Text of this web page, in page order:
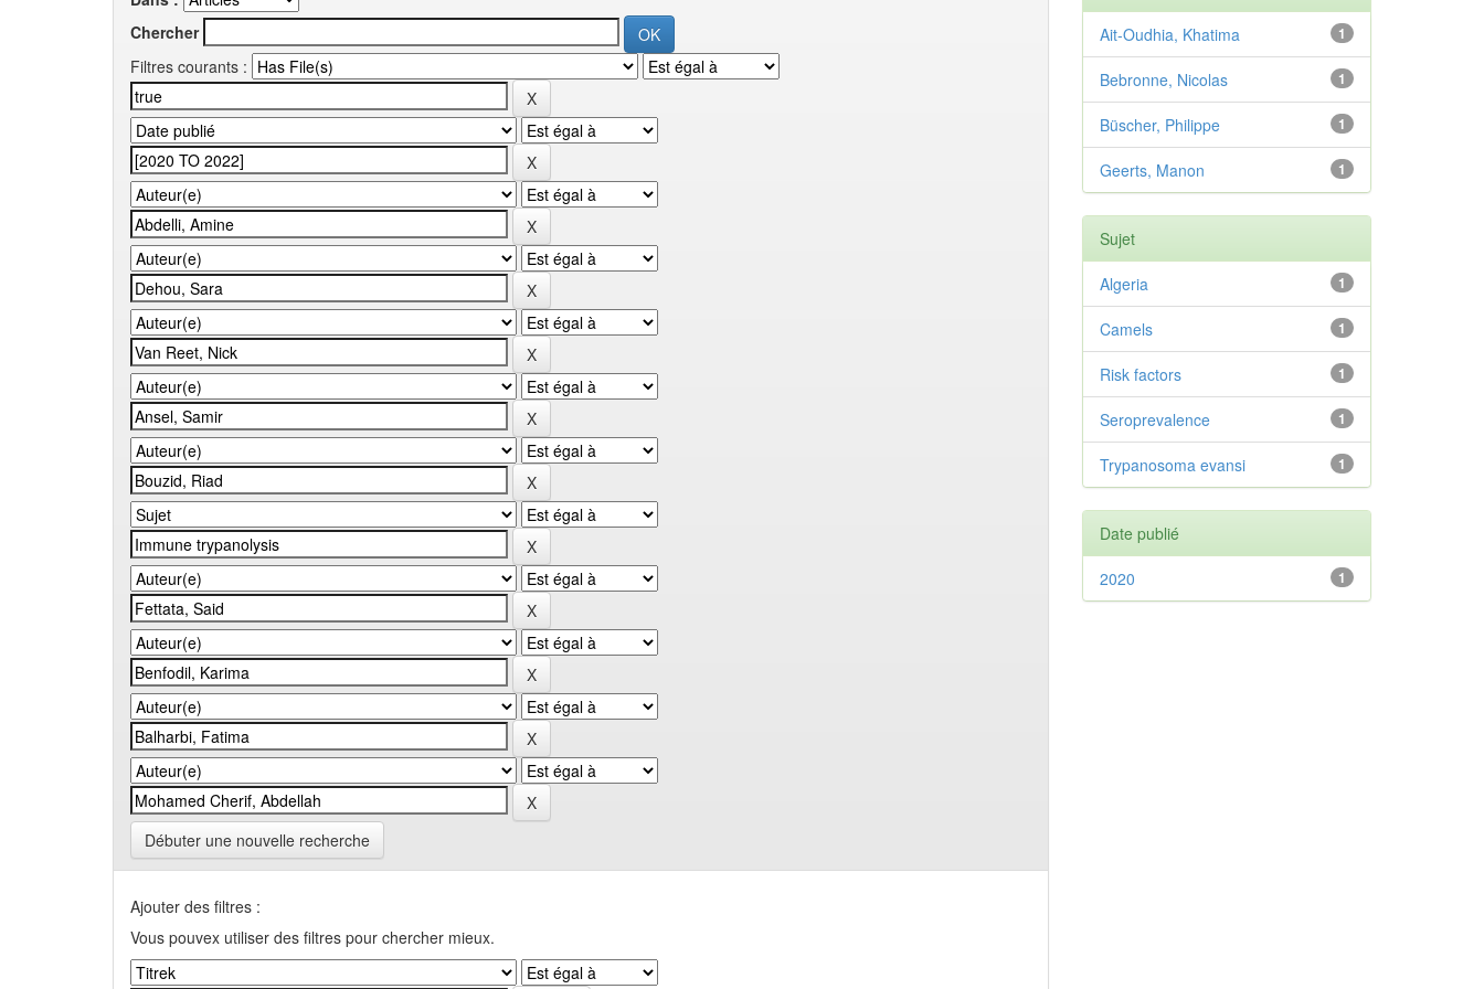
Chercher
Filtres courants :
Débuter une nouvelle recherche
Ajouter des filtres :
Vous pouvex utiliser des filtres pour chercher mieux.
1
Ait-Oudhia, Khatima
1
Bebronne, Nicolas
1
Büscher, Philippe
1
Geerts, Manon
Sujet
1
Algeria
1
Camels
1
Risk factors
1
Seroprevalence
1
Trypanosoma evansi
Date publié
1
2020